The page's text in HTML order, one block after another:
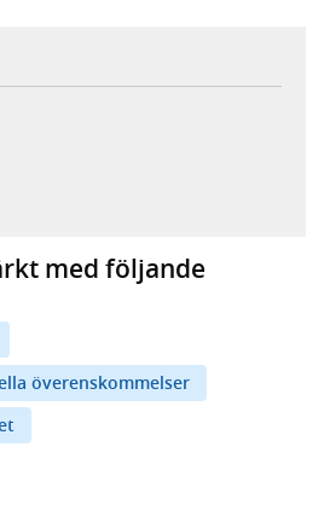
i ny flik, extern webbplats,
extern webbplats,
i ny flik, extern webbplats,
e-postklient,
med följande
överenskommelser